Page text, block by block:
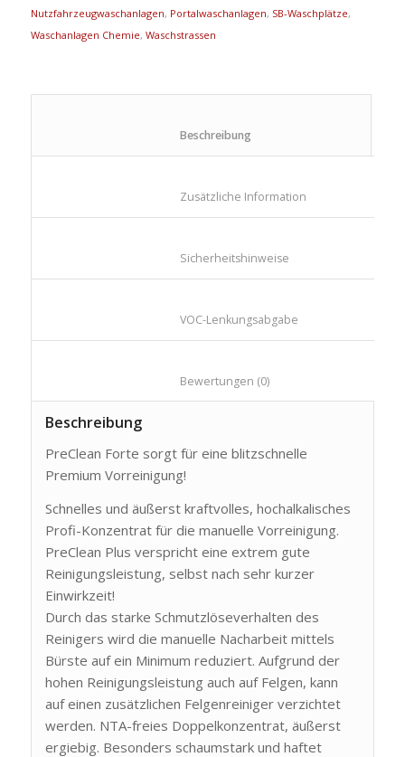
Nutzfahrzeugwaschanlagen, Portalwaschanlagen, SB-Waschplätze,
Waschanlagen Chemie, Waschstrassen
						Beschreibung
						Bewertungen (0)
Beschreibung
PreClean Forte sorgt für eine blitzschnelle
Premium Vorreinigung!
Schnelles und äußerst kraftvolles, hochalkalisches
Profi-Konzentrat für die manuelle Vorreinigung.
PreClean Plus verspricht eine extrem gute
Reinigungsleistung, selbst nach sehr kurzer
Einwirkzeit!
Durch das starke Schmutzlöseverhalten des
Reinigers wird die manuelle Nacharbeit mittels
Bürste auf ein Minimum reduziert. Aufgrund der
hohen Reinigungsleistung auch auf Felgen, kann
auf einen zusätzlichen Felgenreiniger verzichtet
werden. NTA-freies Doppelkonzentrat, äußerst
ergiebig. Besonders schaumstark und haftet